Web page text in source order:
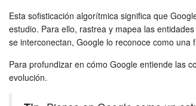
Esta sofisticación algorítmica significa que
estudio. Para ello, rastrea y mapea las
se interconectan, Google lo reconoce como
Para profundizar en cómo Google entiende las
evolución.